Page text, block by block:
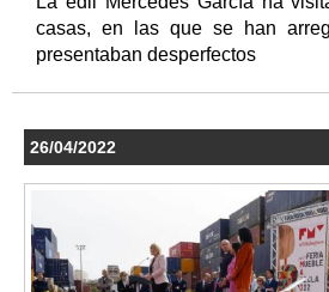
casas, en las que se han
presentaban desperfectos
26/04/2022